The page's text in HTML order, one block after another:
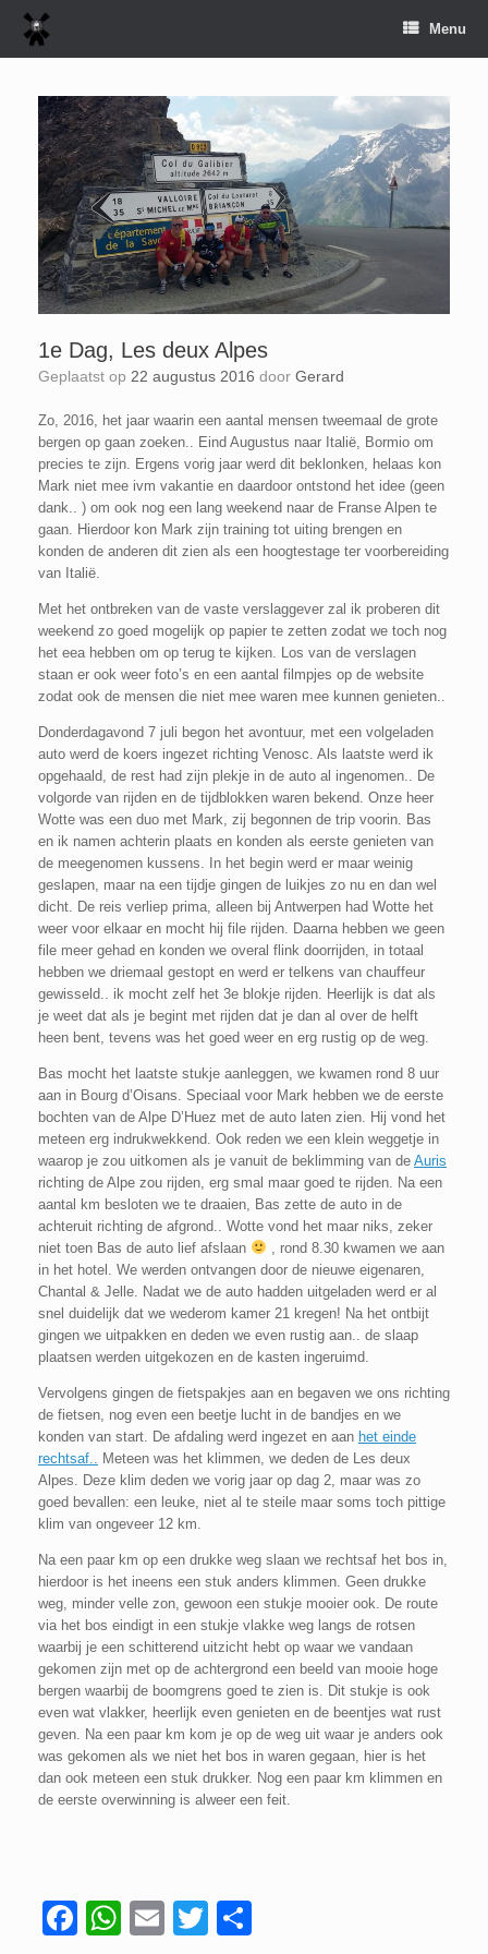
Spring
naar
inhoud
Menu
1e Dag, Les deux Alpes
Geplaatst op 22 augustus 2016 door Gerard
Zo, 2016, het jaar waarin een aantal mensen tweemaal de grote
bergen op gaan zoeken.. Eind Augustus naar Italië, Bormio om
precies te zijn. Ergens vorig jaar werd dit beklonken, helaas kon
Mark niet mee ivm vakantie en daardoor ontstond het idee (geen
dank.. ) om ook nog een lang weekend naar de Franse Alpen te
gaan. Hierdoor kon Mark zijn training tot uiting brengen en
konden de anderen dit zien als een hoogtestage ter voorbereiding
van Italië.
Met het ontbreken van de vaste verslaggever zal ik proberen dit
weekend zo goed mogelijk op papier te zetten zodat we toch nog
het eea hebben om op terug te kijken. Los van de verslagen
staan er ook weer foto’s en een aantal filmpjes op de website
zodat ook de mensen die niet mee waren mee kunnen genieten..
Donderdagavond 7 juli begon het avontuur, met een volgeladen
auto werd de koers ingezet richting Venosc. Als laatste werd ik
opgehaald, de rest had zijn plekje in de auto al ingenomen.. De
volgorde van rijden en de tijdblokken waren bekend. Onze heer
Wotte was een duo met Mark, zij begonnen de trip voorin. Bas
en ik namen achterin plaats en konden als eerste genieten van
de meegenomen kussens. In het begin werd er maar weinig
geslapen, maar na een tijdje gingen de luikjes zo nu en dan wel
dicht. De reis verliep prima, alleen bij Antwerpen had Wotte het
weer voor elkaar en mocht hij file rijden. Daarna hebben we geen
file meer gehad en konden we overal flink doorrijden, in totaal
hebben we driemaal gestopt en werd er telkens van chauffeur
gewisseld.. ik mocht zelf het 3e blokje rijden. Heerlijk is dat als
je weet dat als je begint met rijden dat je dan al over de helft
heen bent, tevens was het goed weer en erg rustig op de weg.
Bas mocht het laatste stukje aanleggen, we kwamen rond 8 uur
aan in Bourg d’Oisans. Speciaal voor Mark hebben we de eerste
bochten van de Alpe D’Huez met de auto laten zien. Hij vond het
meteen erg indrukwekkend. Ook reden we een klein weggetje in
waarop je zou uitkomen als je vanuit de beklimming van de Auris
richting de Alpe zou rijden, erg smal maar goed te rijden. Na een
aantal km besloten we te draaien, Bas zette de auto in de
achteruit richting de afgrond.. Wotte vond het maar niks, zeker
niet toen Bas de auto lief afslaan
, rond 8.30 kwamen we aan
in het hotel. We werden ontvangen door de nieuwe eigenaren,
Chantal & Jelle. Nadat we de auto hadden uitgeladen werd er al
snel duidelijk dat we wederom kamer 21 kregen! Na het ontbijt
gingen we uitpakken en deden we even rustig aan.. de slaap
plaatsen werden uitgekozen en de kasten ingeruimd.
Vervolgens gingen de fietspakjes aan en begaven we ons richting
de fietsen, nog even een beetje lucht in de bandjes en we
konden van start. De afdaling werd ingezet en aan het einde
rechtsaf..
Meteen was het klimmen, we deden de Les deux
Alpes. Deze klim deden we vorig jaar op dag 2, maar was zo
goed bevallen: een leuke, niet al te steile maar soms toch pittige
klim van ongeveer 12 km.
Na een paar km op een drukke weg slaan we rechtsaf het bos in,
hierdoor is het ineens een stuk anders klimmen. Geen drukke
weg, minder velle zon, gewoon een stukje mooier ook. De route
via het bos eindigt in een stukje vlakke weg langs de rotsen
waarbij je een schitterend uitzicht hebt op waar we vandaan
gekomen zijn met op de achtergrond een beeld van mooie hoge
bergen waarbij de boomgrens goed te zien is. Dit stukje is ook
even wat vlakker, heerlijk even genieten en de beentjes wat rust
geven. Na een paar km kom je op de weg uit waar je anders ook
was gekomen als we niet het bos in waren gegaan, hier is het
dan ook meteen een stuk drukker. Nog een paar km klimmen en
de eerste overwinning is alweer een feit.
F
W E
T